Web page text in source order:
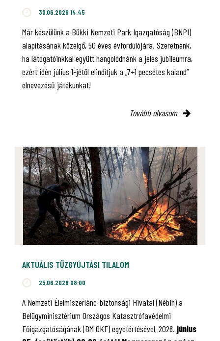
30.06.2026 14:45
Már készülünk a Bükki Nemzeti Park Igazgatóság (BNPI)
alapításának közelgő, 50 éves évfordulójára. Szeretnénk,
ha látogatóinkkal együtt hangolódnánk a jeles jubileumra,
ezért idén július 1-jétől elindítjuk a „7+1 pecsétes kaland”
elnevezésű játékunkat!
Tovább olvasom
AKTUÁLIS TŰZGYÚJTÁSI TILALOM
25.06.2026 08:00
A Nemzeti Élelmiszerlánc-biztonsági Hivatal (Nébih) a
Belügyminisztérium Országos Katasztrófavédelmi
Főigazgatóságának (BM OKF) egyetértésével, 2026. június